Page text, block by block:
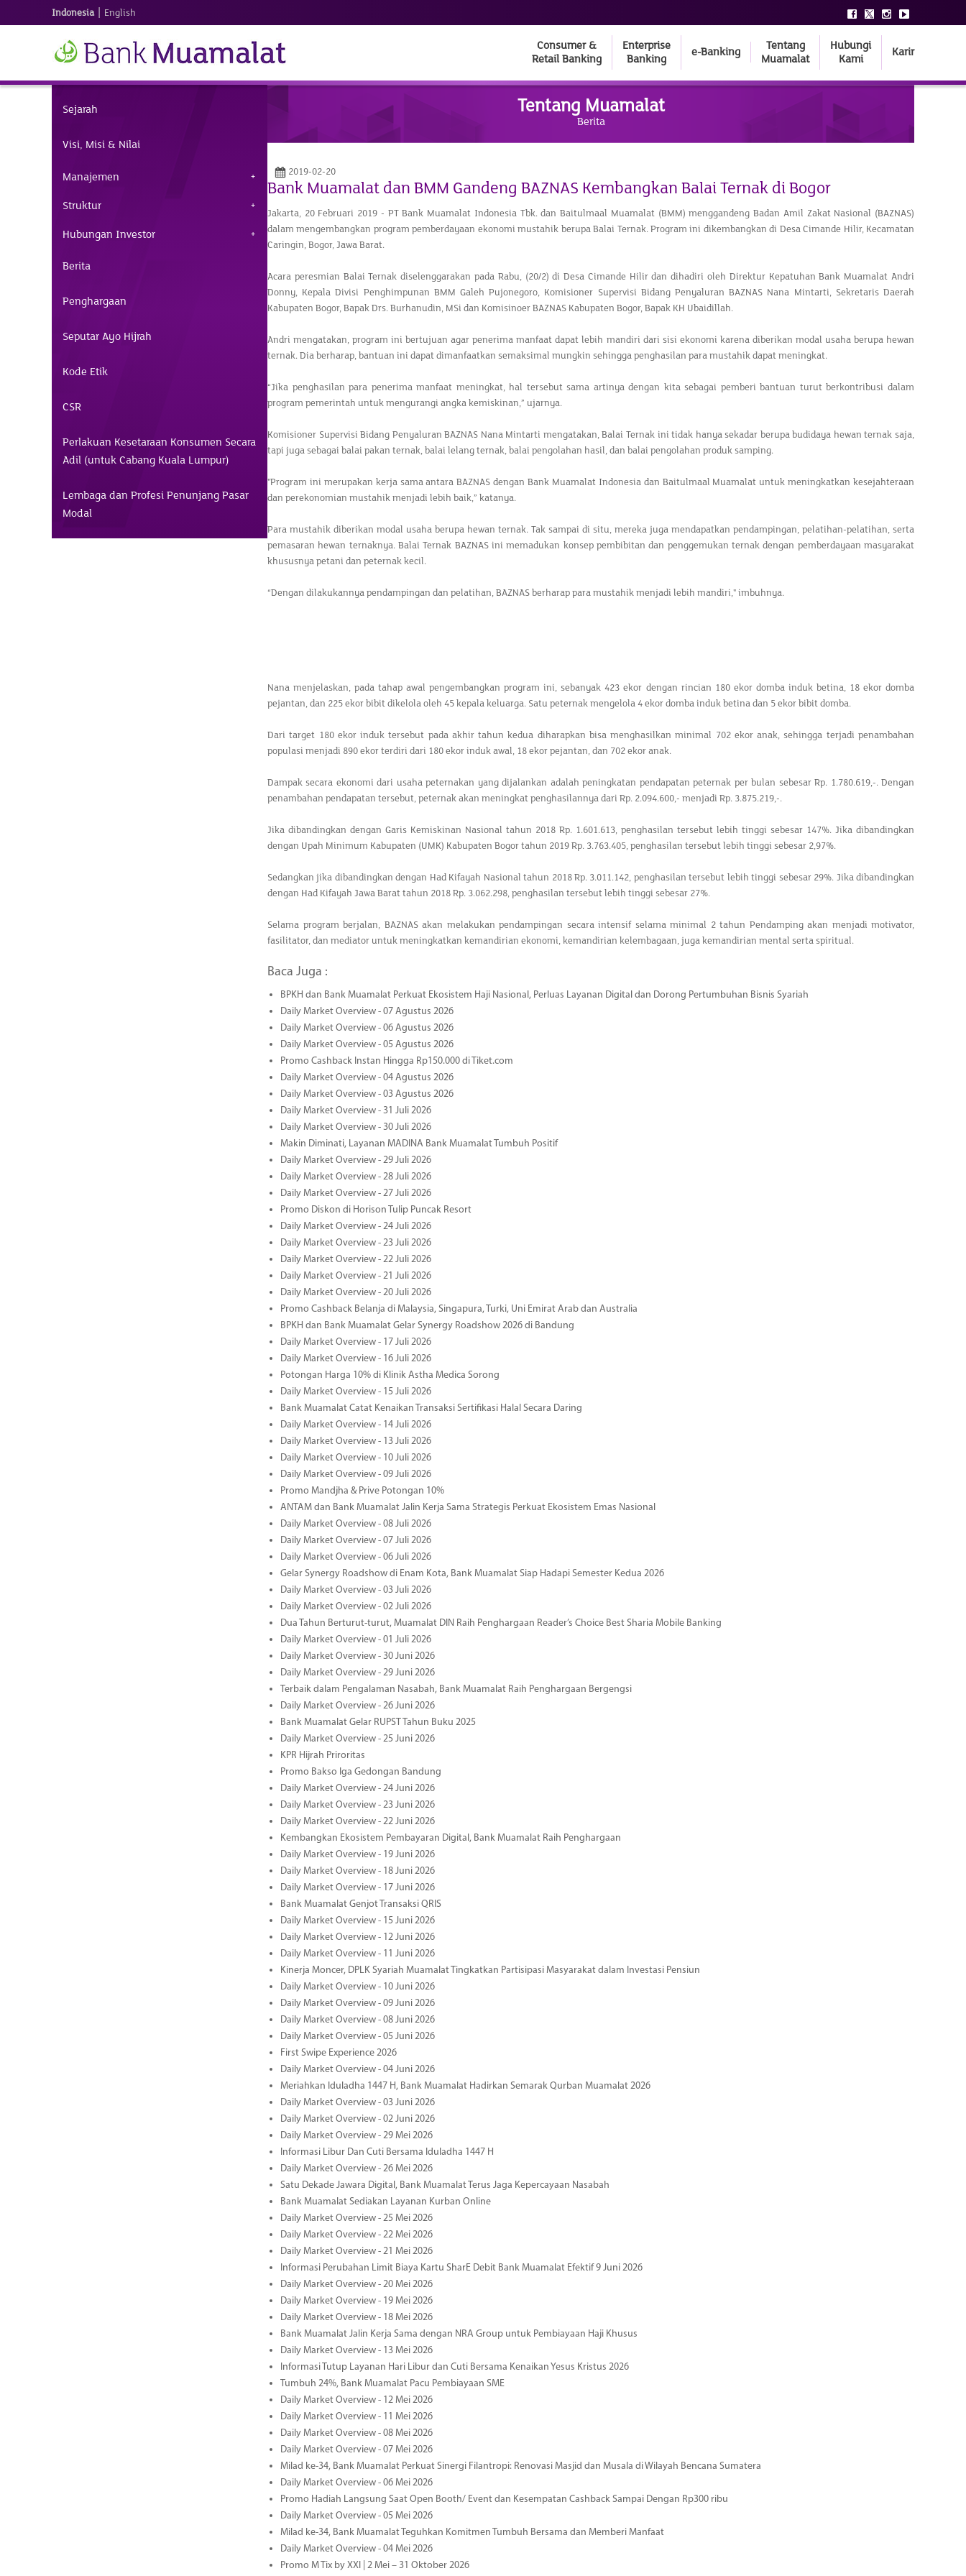
Indonesia | English
Consumer &
Retail Banking
Enterprise
Banking
e-Banking
Tentang
Muamalat
Hubungi
Kami
Karir
Sejarah
Visi, Misi & Nilai
Manajemen
Struktur
Hubungan Investor
Berita
Penghargaan
Seputar Ayo Hijrah
Kode Etik
CSR
Perlakuan Kesetaraan Konsumen Secara
Adil (untuk Cabang Kuala Lumpur)
Lembaga dan Profesi Penunjang Pasar
Modal
Tentang Muamalat
Berita
2019-02-20
Bank Muamalat dan BMM Gandeng BAZNAS Kembangkan Balai Ternak di Bogor
Jakarta, 20 Februari 2019 - PT Bank Muamalat Indonesia Tbk. dan Baitulmaal Muamalat (BMM) menggandeng Badan Amil Zakat Nasional (BAZNAS)
dalam mengembangkan program pemberdayaan ekonomi mustahik berupa Balai Ternak. Program ini dikembangkan di Desa Cimande Hilir, Kecamatan
Caringin, Bogor, Jawa Barat.
Acara peresmian Balai Ternak diselenggarakan pada Rabu, (20/2) di Desa Cimande Hilir dan dihadiri oleh Direktur Kepatuhan Bank Muamalat Andri
Donny, Kepala Divisi Penghimpunan BMM Galeh Pujonegoro, Komisioner Supervisi Bidang Penyaluran BAZNAS Nana Mintarti, Sekretaris Daerah
Kabupaten Bogor, Bapak Drs. Burhanudin, MSi dan Komisinoer BAZNAS Kabupaten Bogor, Bapak KH Ubaidillah.
Andri mengatakan, program ini bertujuan agar penerima manfaat dapat lebih mandiri dari sisi ekonomi karena diberikan modal usaha berupa hewan
ternak. Dia berharap, bantuan ini dapat dimanfaatkan semaksimal mungkin sehingga penghasilan para mustahik dapat meningkat.
“Jika penghasilan para penerima manfaat meningkat, hal tersebut sama artinya dengan kita sebagai pemberi bantuan turut berkontribusi dalam
program pemerintah untuk mengurangi angka kemiskinan,” ujarnya.
Komisioner Supervisi Bidang Penyaluran BAZNAS Nana Mintarti mengatakan, Balai Ternak ini tidak hanya sekadar berupa budidaya hewan ternak saja,
tapi juga sebagai balai pakan ternak, balai lelang ternak, balai pengolahan hasil, dan balai pengolahan produk samping.
"Program ini merupakan kerja sama antara BAZNAS dengan Bank Muamalat Indonesia dan Baitulmaal Muamalat untuk meningkatkan kesejahteraan
dan perekonomian mustahik menjadi lebih baik,” katanya.
Para mustahik diberikan modal usaha berupa hewan ternak. Tak sampai di situ, mereka juga mendapatkan pendampingan, pelatihan-pelatihan, serta
pemasaran hewan ternaknya. Balai Ternak BAZNAS ini memadukan konsep pembibitan dan penggemukan ternak dengan pemberdayaan masyarakat
khususnya petani dan peternak kecil.
“Dengan dilakukannya pendampingan dan pelatihan, BAZNAS berharap para mustahik menjadi lebih mandiri," imbuhnya.
Nana menjelaskan, pada tahap awal pengembangkan program ini, sebanyak 423 ekor dengan rincian 180 ekor domba induk betina, 18 ekor domba
pejantan, dan 225 ekor bibit dikelola oleh 45 kepala keluarga. Satu peternak mengelola 4 ekor domba induk betina dan 5 ekor bibit domba.
Dari target 180 ekor induk tersebut pada akhir tahun kedua diharapkan bisa menghasilkan minimal 702 ekor anak, sehingga terjadi penambahan
populasi menjadi 890 ekor terdiri dari 180 ekor induk awal, 18 ekor pejantan, dan 702 ekor anak.
Dampak secara ekonomi dari usaha peternakan yang dijalankan adalah peningkatan pendapatan peternak per bulan sebesar Rp. 1.780.619,-. Dengan
penambahan pendapatan tersebut, peternak akan meningkat penghasilannya dari Rp. 2.094.600,- menjadi Rp. 3.875.219,-.
Jika dibandingkan dengan Garis Kemiskinan Nasional tahun 2018 Rp. 1.601.613, penghasilan tersebut lebih tinggi sebesar 147%. Jika dibandingkan
dengan Upah Minimum Kabupaten (UMK) Kabupaten Bogor tahun 2019 Rp. 3.763.405, penghasilan tersebut lebih tinggi sebesar 2,97%.
Sedangkan jika dibandingkan dengan Had Kifayah Nasional tahun 2018 Rp. 3.011.142, penghasilan tersebut lebih tinggi sebesar 29%. Jika dibandingkan
dengan Had Kifayah Jawa Barat tahun 2018 Rp. 3.062.298, penghasilan tersebut lebih tinggi sebesar 27%.
Selama program berjalan, BAZNAS akan melakukan pendampingan secara intensif selama minimal 2 tahun Pendamping akan menjadi motivator,
fasilitator, dan mediator untuk meningkatkan kemandirian ekonomi, kemandirian kelembagaan, juga kemandirian mental serta spiritual.
Baca Juga :
BPKH dan Bank Muamalat Perkuat Ekosistem Haji Nasional, Perluas Layanan Digital dan Dorong Pertumbuhan Bisnis Syariah
Daily Market Overview - 07 Agustus 2026
Daily Market Overview - 06 Agustus 2026
Daily Market Overview - 05 Agustus 2026
Promo Cashback Instan Hingga Rp150.000 di Tiket.com
Daily Market Overview - 04 Agustus 2026
Daily Market Overview - 03 Agustus 2026
Daily Market Overview - 31 Juli 2026
Daily Market Overview - 30 Juli 2026
Makin Diminati, Layanan MADINA Bank Muamalat Tumbuh Positif
Daily Market Overview - 29 Juli 2026
Daily Market Overview - 28 Juli 2026
Daily Market Overview - 27 Juli 2026
Promo Diskon di Horison Tulip Puncak Resort
Daily Market Overview - 24 Juli 2026
Daily Market Overview - 23 Juli 2026
Daily Market Overview - 22 Juli 2026
Daily Market Overview - 21 Juli 2026
Daily Market Overview - 20 Juli 2026
Promo Cashback Belanja di Malaysia, Singapura, Turki, Uni Emirat Arab dan Australia
BPKH dan Bank Muamalat Gelar Synergy Roadshow 2026 di Bandung
Daily Market Overview - 17 Juli 2026
Daily Market Overview - 16 Juli 2026
Potongan Harga 10% di Klinik Astha Medica Sorong
Daily Market Overview - 15 Juli 2026
Bank Muamalat Catat Kenaikan Transaksi Sertifikasi Halal Secara Daring
Daily Market Overview - 14 Juli 2026
Daily Market Overview - 13 Juli 2026
Daily Market Overview - 10 Juli 2026
Daily Market Overview - 09 Juli 2026
Promo Mandjha & Prive Potongan 10%
ANTAM dan Bank Muamalat Jalin Kerja Sama Strategis Perkuat Ekosistem Emas Nasional
Daily Market Overview - 08 Juli 2026
Daily Market Overview - 07 Juli 2026
Daily Market Overview - 06 Juli 2026
Gelar Synergy Roadshow di Enam Kota, Bank Muamalat Siap Hadapi Semester Kedua 2026
Daily Market Overview - 03 Juli 2026
Daily Market Overview - 02 Juli 2026
Dua Tahun Berturut-turut, Muamalat DIN Raih Penghargaan Reader’s Choice Best Sharia Mobile Banking
Daily Market Overview - 01 Juli 2026
Daily Market Overview - 30 Juni 2026
Daily Market Overview - 29 Juni 2026
Terbaik dalam Pengalaman Nasabah, Bank Muamalat Raih Penghargaan Bergengsi
Daily Market Overview - 26 Juni 2026
Bank Muamalat Gelar RUPST Tahun Buku 2025
Daily Market Overview - 25 Juni 2026
KPR Hijrah Priroritas
Promo Bakso Iga Gedongan Bandung
Daily Market Overview - 24 Juni 2026
Daily Market Overview - 23 Juni 2026
Daily Market Overview - 22 Juni 2026
Kembangkan Ekosistem Pembayaran Digital, Bank Muamalat Raih Penghargaan
Daily Market Overview - 19 Juni 2026
Daily Market Overview - 18 Juni 2026
Daily Market Overview - 17 Juni 2026
Bank Muamalat Genjot Transaksi QRIS
Daily Market Overview - 15 Juni 2026
Daily Market Overview - 12 Juni 2026
Daily Market Overview - 11 Juni 2026
Kinerja Moncer, DPLK Syariah Muamalat Tingkatkan Partisipasi Masyarakat dalam Investasi Pensiun
Daily Market Overview - 10 Juni 2026
Daily Market Overview - 09 Juni 2026
Daily Market Overview - 08 Juni 2026
Daily Market Overview - 05 Juni 2026
First Swipe Experience 2026
Daily Market Overview - 04 Juni 2026
Meriahkan Iduladha 1447 H, Bank Muamalat Hadirkan Semarak Qurban Muamalat 2026
Daily Market Overview - 03 Juni 2026
Daily Market Overview - 02 Juni 2026
Daily Market Overview - 29 Mei 2026
Informasi Libur Dan Cuti Bersama Iduladha 1447 H
Daily Market Overview - 26 Mei 2026
Satu Dekade Jawara Digital, Bank Muamalat Terus Jaga Kepercayaan Nasabah
Bank Muamalat Sediakan Layanan Kurban Online
Daily Market Overview - 25 Mei 2026
Daily Market Overview - 22 Mei 2026
Daily Market Overview - 21 Mei 2026
Informasi Perubahan Limit Biaya Kartu SharE Debit Bank Muamalat Efektif 9 Juni 2026
Daily Market Overview - 20 Mei 2026
Daily Market Overview - 19 Mei 2026
Daily Market Overview - 18 Mei 2026
Bank Muamalat Jalin Kerja Sama dengan NRA Group untuk Pembiayaan Haji Khusus
Daily Market Overview - 13 Mei 2026
Informasi Tutup Layanan Hari Libur dan Cuti Bersama Kenaikan Yesus Kristus 2026
Tumbuh 24%, Bank Muamalat Pacu Pembiayaan SME
Daily Market Overview - 12 Mei 2026
Daily Market Overview - 11 Mei 2026
Daily Market Overview - 08 Mei 2026
Daily Market Overview - 07 Mei 2026
Milad ke-34, Bank Muamalat Perkuat Sinergi Filantropi: Renovasi Masjid dan Musala di Wilayah Bencana Sumatera
Daily Market Overview - 06 Mei 2026
Promo Hadiah Langsung Saat Open Booth/ Event dan Kesempatan Cashback Sampai Dengan Rp300 ribu
Daily Market Overview - 05 Mei 2026
Milad ke-34, Bank Muamalat Teguhkan Komitmen Tumbuh Bersama dan Memberi Manfaat
Daily Market Overview - 04 Mei 2026
Promo M Tix by XXI | 2 Mei – 31 Oktober 2026